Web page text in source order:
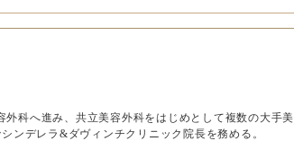
科へ進み、共立美容外科をはじめとして複数の大手美
ンデレラ&ダヴィンチクリニック院長を務める。